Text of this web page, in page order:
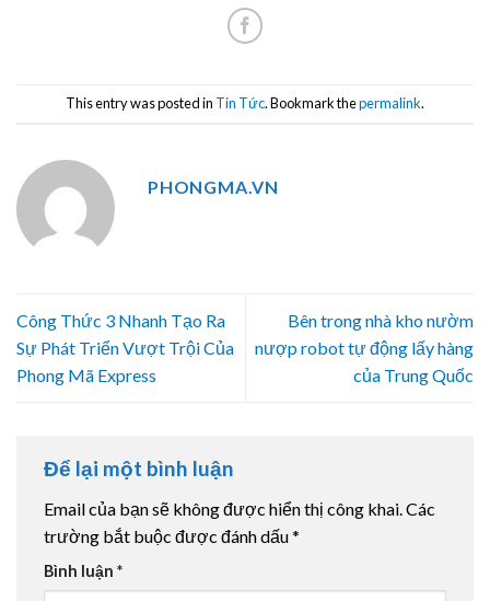
This entry was posted in Tin Tức. Bookmark thepermalink.
PHONGMA.VN
Công Thức 3 Nhanh Tạo Ra
Sự Phát Triển Vượt Trội Của
Phong Mã Express
Bên trong nhà kho nườm
nượp robot tự động lấy hàng
của Trung Quốc
Để lại một bình luận
Email của bạn sẽ không được hiển thị công khai.Các
trường bắt buộc được đánh dấu*
Bình luận *